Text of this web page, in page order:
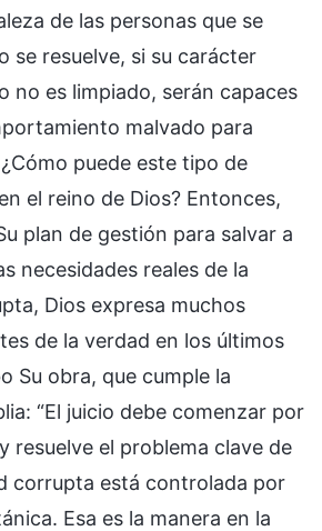
de las personas que se
se resuelve, si su carácter
no es limpiado, serán capaces
malvado para
puede este tipo de
el reino de Dios? Entonces,
plan de gestión para salvar a
necesidades reales de la
Dios expresa muchos
de la verdad en los últimos
Su obra, que cumple la
“El juicio debe comenzar por
resuelve el problema clave de
corrupta está controlada por
Esa es la manera en la